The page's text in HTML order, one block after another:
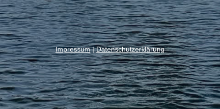
Impressum|Datenschutzerklärung